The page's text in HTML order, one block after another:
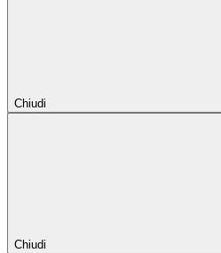
Chiudi
Chiudi